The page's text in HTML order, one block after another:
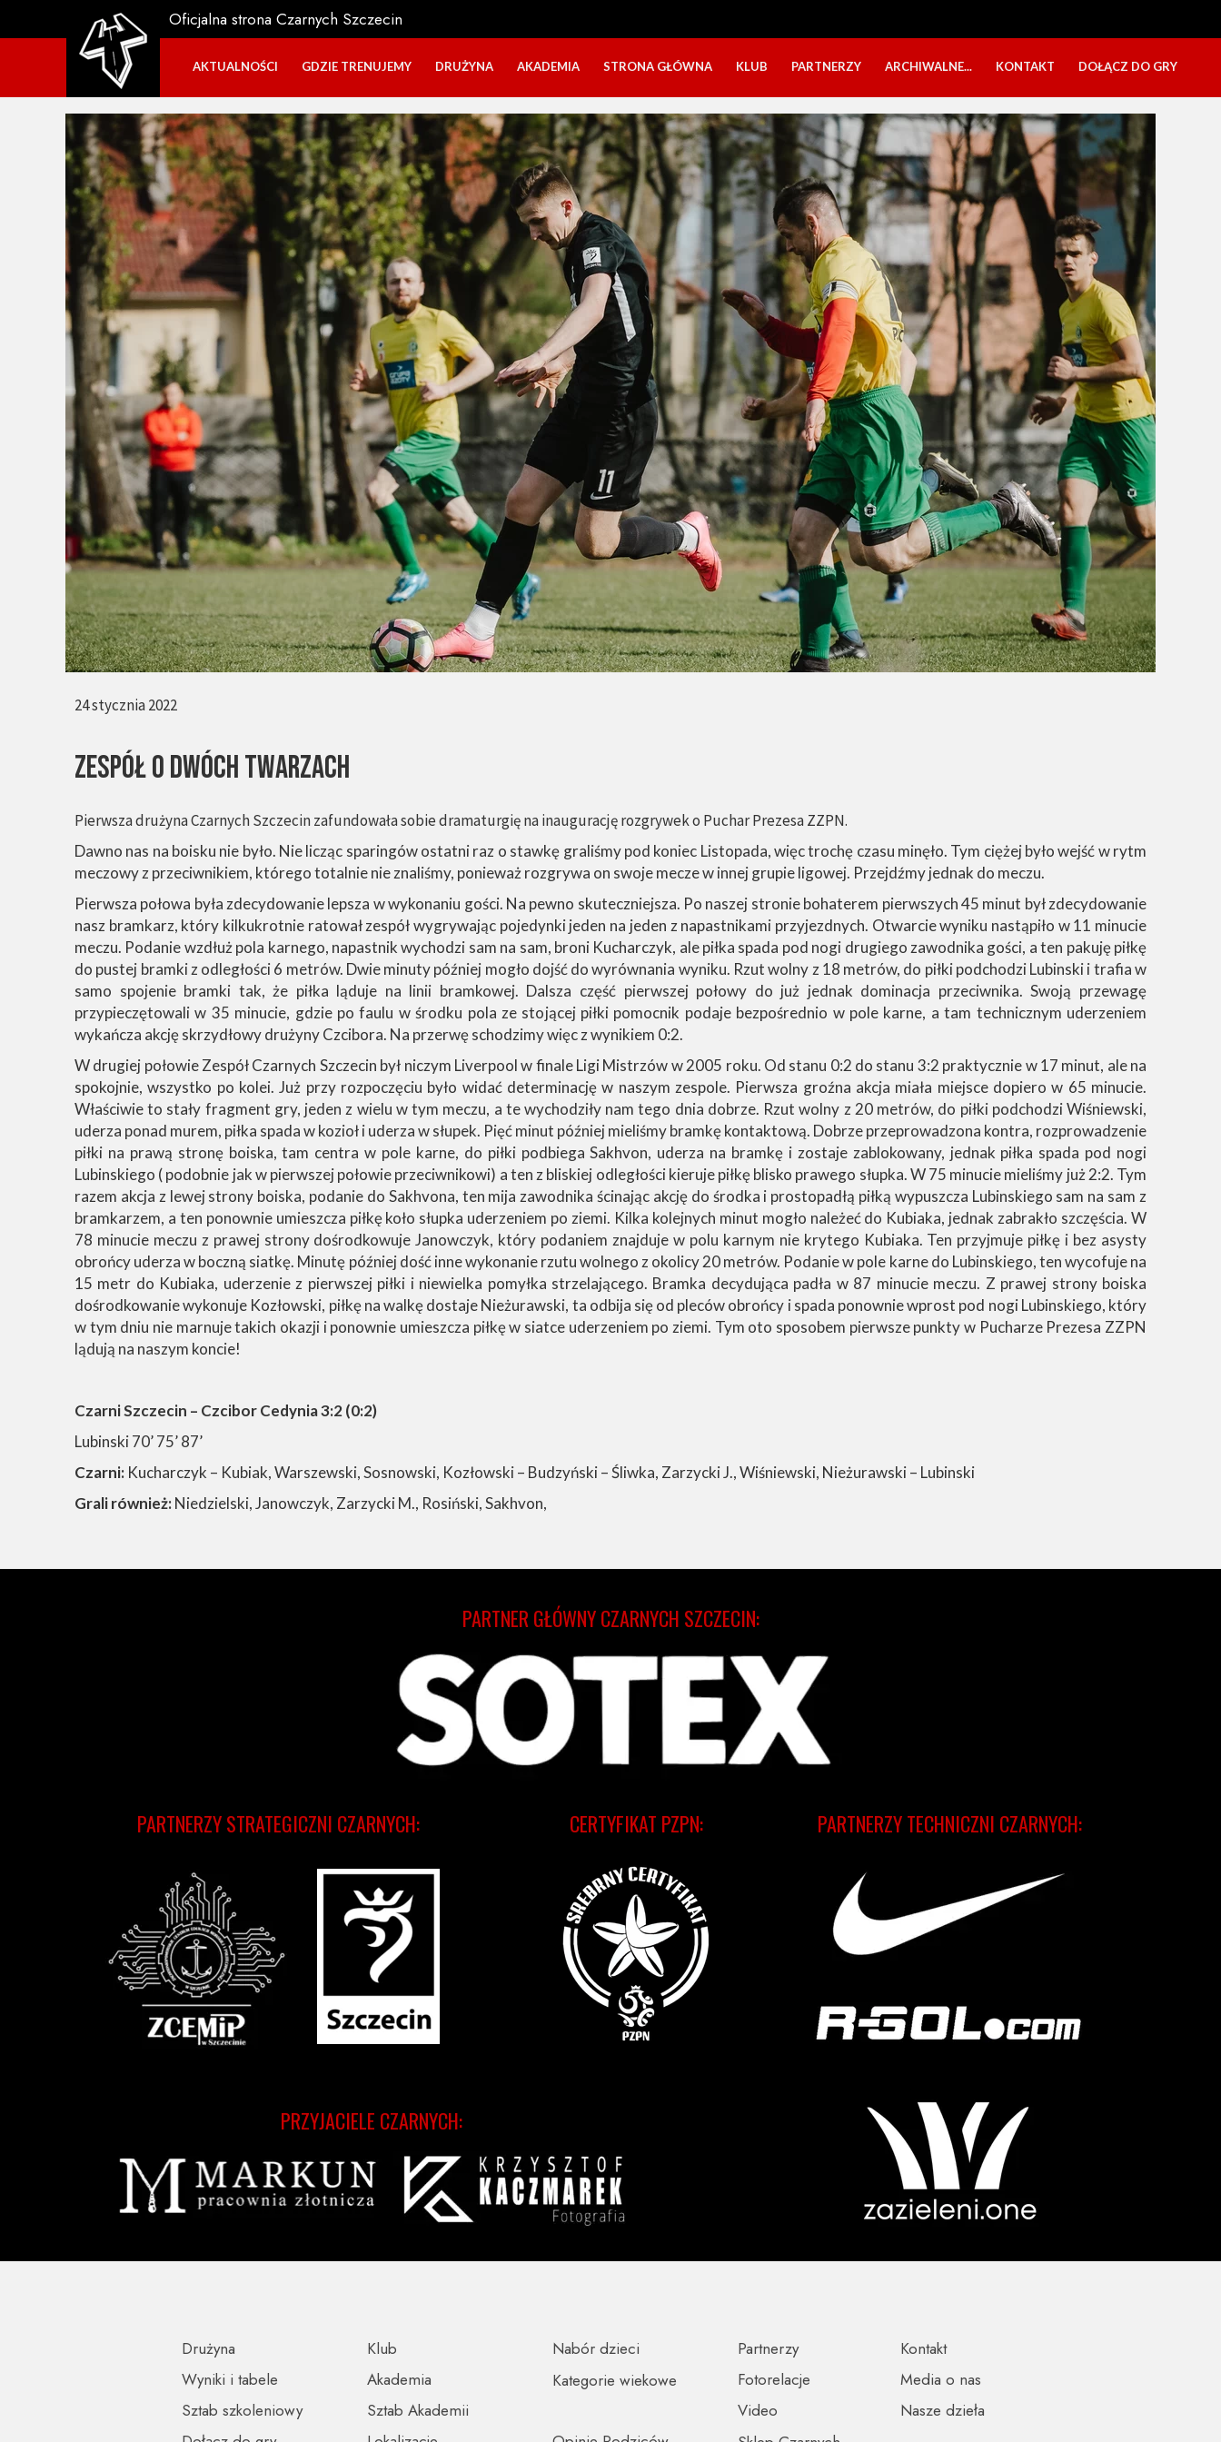
Pierwsza drużyna Czarnych Szczecin zafundowała sobie dramaturgię na inaugurację rozgrywek o Puchar Prezesa ZZPN.
Dawno nas na boisku nie było. Nie licząc sparingów ostatni raz o stawkę graliśmy pod koniec Listopada, więc trochę czasu minęło. Tym ciężej było wejść w rytm
meczowy z przeciwnikiem, którego totalnie nie znaliśmy, ponieważ rozgrywa on swoje mecze w innej grupie ligowej. Przejdźmy jednak do meczu.
Pierwsza połowa była zdecydowanie lepsza w wykonaniu gości. Na pewno skuteczniejsza. Po naszej stronie bohaterem pierwszych 45 minut był zdecydowanie
nasz bramkarz, który kilkukrotnie ratował zespół wygrywając pojedynki jeden na jeden z napastnikami przyjezdnych. Otwarcie wyniku nastąpiło w 11 minucie
meczu. Podanie wzdłuż pola karnego, napastnik wychodzi sam na sam, broni Kucharczyk, ale piłka spada pod nogi drugiego zawodnika gości, a ten pakuję piłkę
do pustej bramki z odległości 6 metrów. Dwie minuty później mogło dojść do wyrównania wyniku. Rzut wolny z 18 metrów, do piłki podchodzi Lubinski i trafia w
samo spojenie bramki tak, że piłka ląduje na linii bramkowej. Dalsza część pierwszej połowy do już jednak dominacja przeciwnika. Swoją przewagę
przypieczętowali w 35 minucie, gdzie po faulu w środku pola ze stojącej piłki pomocnik podaje bezpośrednio w pole karne, a tam technicznym uderzeniem
wykańcza akcję skrzydłowy drużyny Czcibora. Na przerwę schodzimy więc z wynikiem 0:2.
W drugiej połowie Zespół Czarnych Szczecin był niczym Liverpool w finale Ligi Mistrzów w 2005 roku. Od stanu 0:2 do stanu 3:2 praktycznie w 17 minut, ale na
spokojnie, wszystko po kolei. Już przy rozpoczęciu było widać determinację w naszym zespole. Pierwsza groźna akcja miała miejsce dopiero w 65 minucie.
Właściwie to stały fragment gry, jeden z wielu w tym meczu, a te wychodziły nam tego dnia dobrze. Rzut wolny z 20 metrów, do piłki podchodzi Wiśniewski,
uderza ponad murem, piłka spada w kozioł i uderza w słupek. Pięć minut później mieliśmy bramkę kontaktową. Dobrze przeprowadzona kontra, rozprowadzenie
piłki na prawą stronę boiska, tam centra w pole karne, do piłki podbiega Sakhvon, uderza na bramkę i zostaje zablokowany, jednak piłka spada pod nogi
Lubinskiego ( podobnie jak w pierwszej połowie przeciwnikowi) a ten z bliskiej odległości kieruje piłkę blisko prawego słupka. W 75 minucie mieliśmy już 2:2. Tym
razem akcja z lewej strony boiska, podanie do Sakhvona, ten mija zawodnika ścinając akcję do środka i prostopadłą piłką wypuszcza Lubinskiego sam na sam z
bramkarzem, a ten ponownie umieszcza piłkę koło słupka uderzeniem po ziemi. Kilka kolejnych minut mogło należeć do Kubiaka, jednak zabrakło szczęścia. W
78 minucie meczu z prawej strony dośrodkowuje Janowczyk, który podaniem znajduje w polu karnym nie krytego Kubiaka. Ten przyjmuje piłkę i bez asysty
obrońcy uderza w boczną siatkę. Minutę później dość inne wykonanie rzutu wolnego z okolicy 20 metrów. Podanie w pole karne do Lubinskiego, ten wycofuje na
15 metr do Kubiaka, uderzenie z pierwszej piłki i niewielka pomyłka strzelającego. Bramka decydująca padła w 87 minucie meczu. Z prawej strony boiska
dośrodkowanie wykonuje Kozłowski, piłkę na walkę dostaje Nieżurawski, ta odbija się od pleców obrońcy i spada ponownie wprost pod nogi Lubinskiego, który
w tym dniu nie marnuje takich okazji i ponownie umieszcza piłkę w siatce uderzeniem po ziemi. Tym oto sposobem pierwsze punkty w Pucharze Prezesa ZZPN
lądują na naszym koncie!
Czarni Szczecin – Czcibor Cedynia 3:2 (0:2)
Lubinski 70’ 75’ 87’
Czarni: Kucharczyk – Kubiak, Warszewski, Sosnowski, Kozłowski – Budzyński – Śliwka, Zarzycki J., Wiśniewski, Nieżurawski – Lubinski
Grali również:Niedzielski, Janowczyk, Zarzycki M., Rosiński, Sakhvon,
Zespół o dwóch twarzach
24 stycznia 2022
Oficjalna strona Czarnych Szczecin
AKTUALNOŚCI GDZIE TRENUJEMY DRUŻYNA
DOŁĄCZ DO GRY
AKADEMIA
NABÓR DZIECI
SZTAB TRENERSKI
OPINIE RODZICÓW O OBOZACH
STRONA GŁÓWNA KLUB
NASZE DZIEŁA
PARTNERZY ARCHIWALNE...
PÓŁKOLONIE 2025
SBO 2023
CZARNI W MEDIACH
KADRA 2006
FESTYN CHARYTATYWNY
CZAS NA DZIEWCZYNY
OBÓZ W ZATONIU 2020
OBÓZ W KALISZU 2020
FOTORELACJE
VIDEO
OFERTA LATO 2020
ARCHIWUM OBOZÓW
WYNIKI
KONTAKT DOŁĄCZ DO GRY
NABÓR SENIORÓW
CERTYFIKAT PZPN:
PRZYJACIELE CZARNYCH:
PARTNERZY TECHNICZNI CZARNYCH:
PARTNERZY STRATEGICZNI CZARNYCH:
PARTNER GŁÓWNY CZARNYCH SZCZECIN:
Partnerzy
Nabór dzieci
Wyniki i tabele
Video
Fotorelacje
Kontakt
Media o nas
Kategorie wiekowe
Sztab szkoleniowy
Sztab Akademii
Nasze dzieła
Drużyna
Akademia
Klub